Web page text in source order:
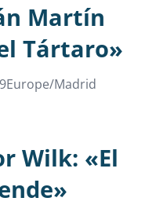
Martín
Tártaro»
Madrid
Wilk: «El